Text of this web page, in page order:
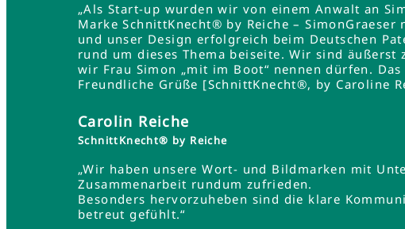
„Als Start-up wurden wir von einem Anwalt an
Marke SchnittKnecht® by Reiche –
und unser Design erfolgreich beim Deutschen
rund um dieses Thema beiseite. Wir sind
wir Frau Simon „mit im Boot“ nennen dürfen.
Freundliche Grüße [SchnittKnecht®, by Caroline
Carolin Reiche
SchnittKnecht® by Reiche
„Wir haben unsere Wort- und Bildmarken mit
Zusammenarbeit rundum zufrieden.
Besonders hervorzuheben sind die klare
betreut gefühlt.“